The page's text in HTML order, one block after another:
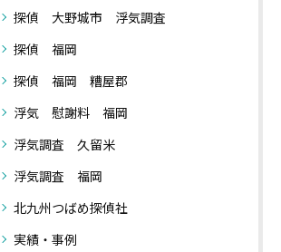
探偵 大野城市 浮気調査
探偵 福岡
探偵 福岡 糟屋郡
浮気 慰謝料 福岡
浮気調査 久留米
浮気調査 福岡
北九州つばめ探偵社
実績・事例